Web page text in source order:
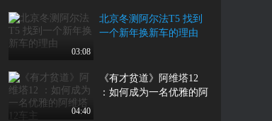
03:08
北京冬测阿尔法T5 找到
一个新年换新车的理由
04:40
《有才贫道》阿维塔12
：如何成为一名优雅的阿